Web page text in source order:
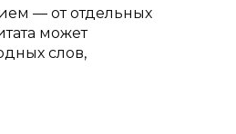
— от отдельных
может
слов,